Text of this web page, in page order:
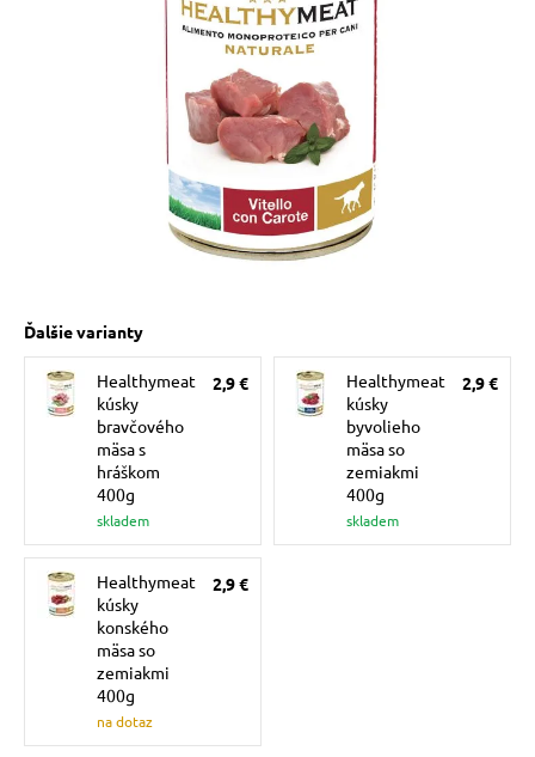
mačky
Ďalšie varianty
Healthymeat
kúsky
bravčového
mäsa s
hráškom
400g
skladem
2,9 €
Healthymeat
kúsky
byvolieho
mäsa so
zemiakmi
400g
skladem
2,9 €
Healthymeat
kúsky
konského
mäsa so
zemiakmi
400g
na dotaz
2,9 €